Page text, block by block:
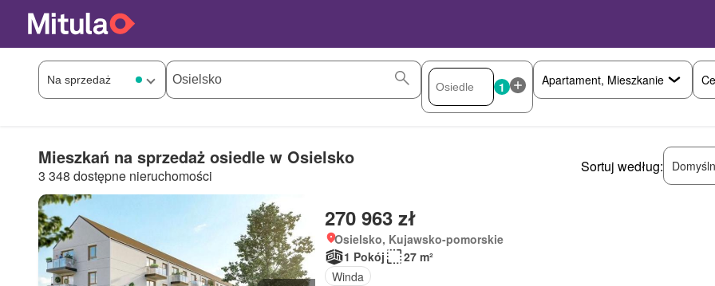
1
Mieszkań na sprzedaż osiedle w Osielsko
3 348 dostępne nieruchomości
Sortuj według:
270 963 zł
Osielsko, Kujawsko-pomorskie
1 Pokój
27 m²
Winda